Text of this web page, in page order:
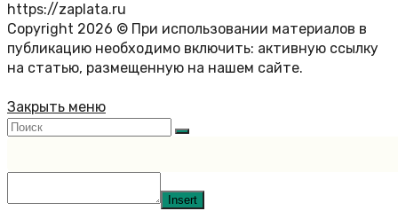
https://zaplata.ru
Copyright 2026 © При использовании материалов в
публикацию необходимо включить: активную ссылку
на статью, размещенную на нашем сайте.
Закрыть меню
Insert